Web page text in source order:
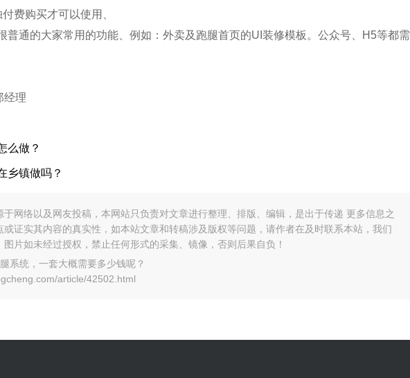
费购买才可以使用、
普通的大家常用的功能、例如：外卖及跑腿首页的UI 装修模板。公众号、 H5等都需
经理
么做？
乡镇做吗？
网络以及网友投稿，本网站只负责对文章进行整理、排版、编辑，是出于传递 更多信息之
或证实其内容的真实性，如本站文章和转稿涉及版权等问题，请作者在及时联系本站，我们
片如未经过授权，禁止任何形式的采集、镜像，否则后果自负！
系统，一套大概需要多少钱呢？
article/42502.html